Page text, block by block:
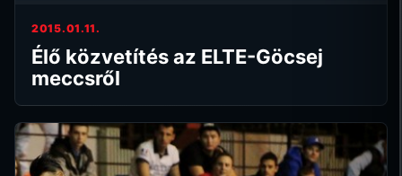
2015.01.11.
Élő közvetítés az ELTE-Göcsej
meccsről